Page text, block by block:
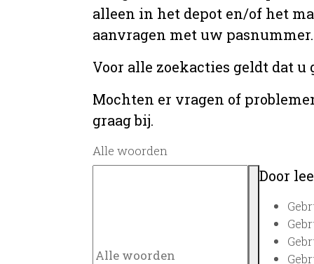
alleen in het depot en/of het
aanvragen met uw pasnummer.
Voor alle zoekacties geldt dat
Mochten er vragen of
graag bij.
Alle woorden
Door